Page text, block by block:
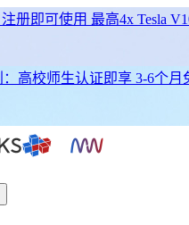
册即可使用 最高4x Tesla
高校师生认证即享 3-6个月